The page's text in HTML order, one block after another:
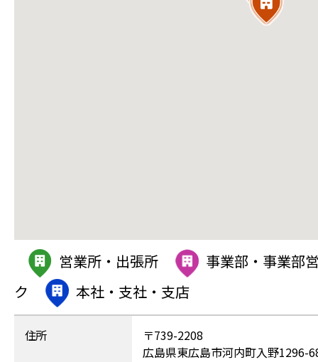
営業所・出張所
事業部・事業部
ク
本社・支社・支店
住所
〒739-2208
広島県東広島市河内町入野1296-